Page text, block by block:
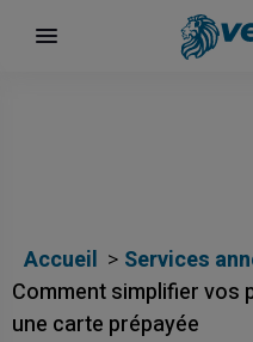
Accueil
Services
Comment simplifier vos
une carte prépayée